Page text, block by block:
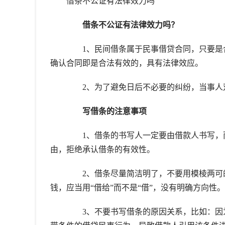
借条不公证有法律效力吗？
1、民间借条属于民事借贷合同，只要是
确认合同即是合法有效的，具有法律效应。
2、为了避免日后不必要的纠纷，当事人
写借条的注意事项
1、借条的书写人一定要由借款人书写，
由，拒绝承认借条的有效性。
2、借条尽量简洁明了，不要用模棱两可
钱，应当用“借给”而不是“借”，没有明确方向性。
3、不要书写借条的原因关系，比如：因